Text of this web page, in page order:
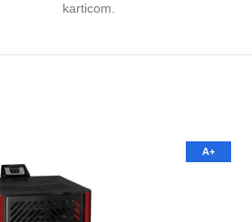
karticom.
A+